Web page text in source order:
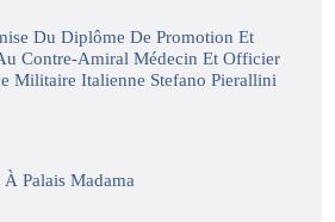
Du Diplôme De Promotion Et
Contre-Amiral Médecin Et Officier
Militaire Italienne Stefano Pierallini
Palais Madama